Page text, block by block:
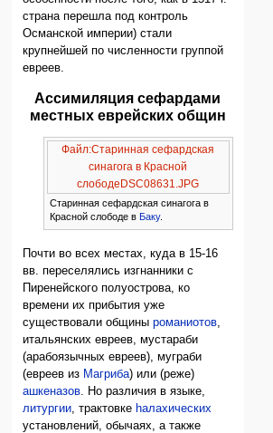
страна перешла под контроль
Османской империи) стали
крупнейшей по численности группой
евреев.
Ассимиляция сефардами
местных еврейских общин
Файл:Старинная сефардская
синагога в Красной
слободеDSC08631.JPG
Старинная сефардская синагога в
Красной слободе в Баку.
Почти во всех местах, куда в 15-16
вв. переселялись изгнанники с
Пиренейского полуострова, ко
времени их прибытия уже
существовали общиныроманиотов,
итальянских евреев, мустараби
(арабоязычных евреев), муграби
(евреев из Магриба) или (реже)
ашкеназов. Но различия в языке,
литургии, трактовке hалахических
установлений, обычаях, а также